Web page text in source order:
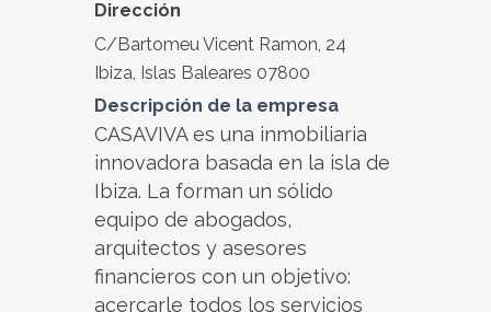
Dirección
C/Bartomeu Vicent Ramon, 24
Ibiza, Islas Baleares 07800
Descripción de la empresa
CASAVIVA es una inmobiliaria
innovadora basada en la isla de
Ibiza. La forman un sólido
equipo de abogados,
arquitectos y asesores
financieros con un objetivo:
acercarle todos los servicios